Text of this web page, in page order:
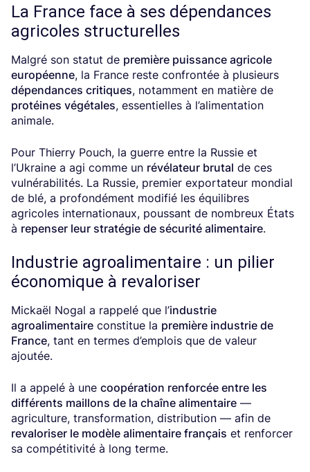
La France face à ses dépendances
agricoles structurelles
Malgré son statut de première puissance agricole
européenne, la France reste confrontée à plusieurs
dépendances critiques, notamment en matière de
protéines végétales, essentielles à l’alimentation
animale.
Pour Thierry Pouch, la guerre entre la Russie et
l’Ukraine a agi comme un révélateur brutal de ces
vulnérabilités. La Russie, premier exportateur mondial
de blé, a profondément modifié les équilibres
agricoles internationaux, poussant de nombreux États
à repenser leur stratégie de sécurité alimentaire.
Industrie agroalimentaire : un pilier
économique à revaloriser
Mickaël Nogal a rappelé que l’industrie
agroalimentaire constitue la première industrie de
France, tant en termes d’emplois que de valeur
ajoutée.
Il a appelé à une coopération renforcée entre les
différents maillons de la chaîne alimentaire —
agriculture, transformation, distribution — afin de
revaloriser le modèle alimentaire français et renforcer
sa compétitivité à long terme.